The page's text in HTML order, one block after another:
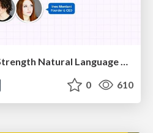
HU Berlin: Industrial-Strength Natural Language Processing with spaCy and Prodigy
0 610